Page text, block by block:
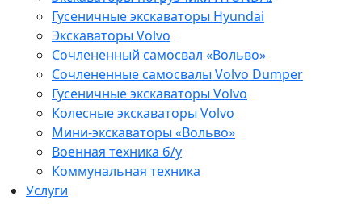
Гусеничные экскаваторы Hyundai
Экскаваторы Volvo
Сочлененный самосвал «Вольво»
Сочлененные самосвалы Volvo Dumper
Гусеничные экскаваторы Volvo
Колесные экскаваторы Volvo
Мини-экскаваторы «Вольво»
Военная техника б/у
Коммунальная техника
Услуги